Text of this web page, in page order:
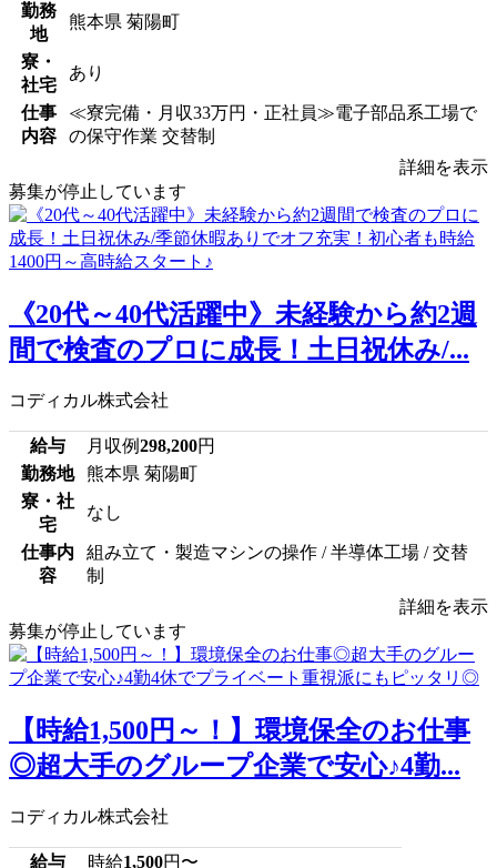
勤務
地
熊本県 菊陽町
寮・
社宅
あり
仕事
内容
≪寮完備・月収33万円・正社員≫電子部品系工場で
の保守作業 交替制
詳細を表示
募集が停止しています
《20代～40代活躍中》未経験から約2週
間で検査のプロに成長！土日祝休み/...
コディカル株式会社
給与 月収例298,200円
勤務地
熊本県 菊陽町
寮・社
宅
なし
仕事内
容
組み立て・製造マシンの操作 / 半導体工場 / 交替
制
詳細を表示
募集が停止しています
【時給1,500円～！】環境保全のお仕事
◎超大手のグループ企業で安心♪4勤...
コディカル株式会社
給与 時給1,500円〜